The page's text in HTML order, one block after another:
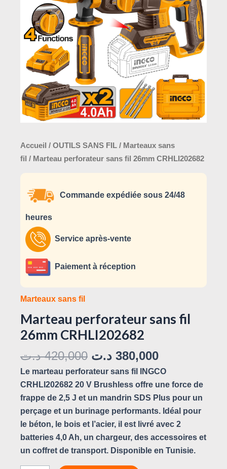
Accueil / OUTILS SANS FIL / Marteaux sans
fil / Marteau perforateur sans fil 26mm CRHLI202682
Commande expédiée sous 24/48
heures
Service après-vente
Paiement à réception
Marteaux sans fil
Marteau perforateur sans fil
26mm CRHLI202682
420,000 د.ت 380,000 د.ت
Le marteau perforateur sans fil INGCO
CRHLI202682 20 V Brushless offre une force de
frappe de 2,5 J et un mandrin SDS Plus pour un
perçage et un burinage performants. Idéal pour
le béton, le bois et l’acier, il est livré avec 2
batteries 4,0 Ah, un chargeur, des accessoires et
un coffret de transport. Disponible en Tunisie.
26mm
CRHLI202682